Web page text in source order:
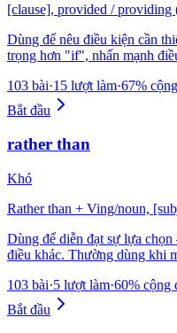
[clause], provided / providing
Dùng để nêu điều kiện cần
trọng hơn "if", nhấn mạnh
103 bài·15 lượt làm·67%
Bắt đầu
rather than
Khó
Rather than + Ving/noun,
Dùng để diễn đạt sự lựa
điều khác. Thường dùng khi
103 bài·5 lượt làm·60% cộng
Bắt đầu